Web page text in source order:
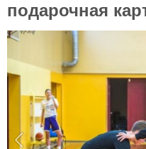
подарочная
Previous